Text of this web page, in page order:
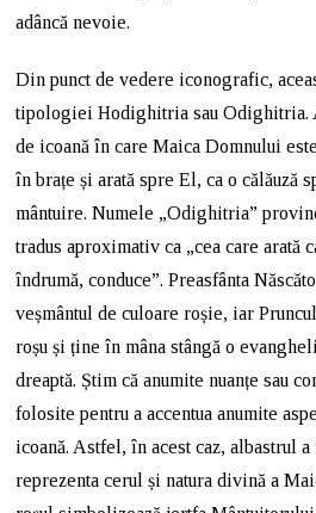
adâncă nevoie.
Din punct de vedere iconografic,
tipologiei Hodighitria sau Odighitria.
de icoană în care Maica Domnului
în brațe și arată spre El, ca o călăuză
mântuire. Numele „Odighitria”
tradus aproximativ ca „cea care arată
îndrumă, conduce”. Preasfânta
veșmântul de culoare roșie, iar
roșu și ține în mâna stângă o
dreaptă. Știm că anumite nuanțe sau
folosite pentru a accentua anumite
icoană. Astfel, în acest caz, albastrul
reprezenta cerul și natura divină a